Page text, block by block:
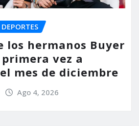
DEPORTES
los hermanos Buyer
vez a
mes de diciembre
Ago 4, 2026